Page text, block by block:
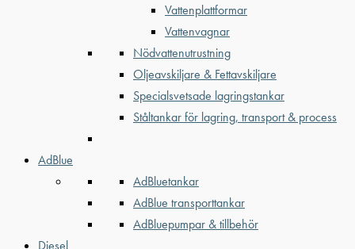
Vattenplattformar
Vattenvagnar
Nödvattenutrustning
Oljeavskiljare & Fettavskiljare
Specialsvetsade lagringstankar
Ståltankar för lagring, transport & process
AdBlue
AdBluetankar
AdBlue transporttankar
AdBluepumpar & tillbehör
Diesel